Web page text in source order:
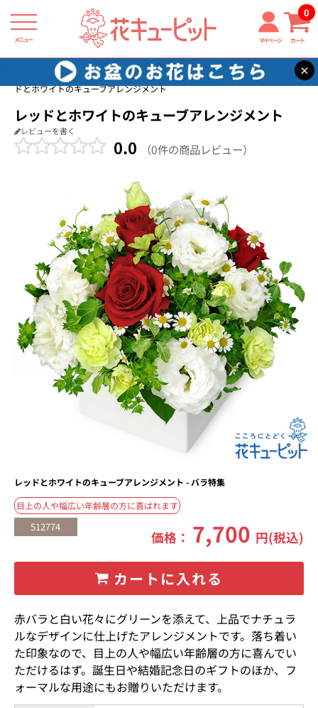
メニュー マイページ カート
0
×
花キューピット バラ プレゼント・ギフト特集2026
【バラ特集】レッ
ドとホワイトのキューブアレンジメント
レッドとホワイトのキューブアレンジメント
レビューを書く
0.0 （0件の商品レビュー）
レッドとホワイトのキューブアレンジメント - バラ特集
目上の人や幅広い年齢層の方に喜ばれます
512774
価格： 7,700 円(税込)
カートに入れる
赤バラと白い花々にグリーンを添えて、上品でナチュラ
ルなデザインに仕上げたアレンジメントです。落ち着い
た印象なので、目上の人や幅広い年齢層の方に喜んでい
ただけるはず。誕生日や結婚記念日のギフトのほか、フ
ォーマルな用途にもお贈りいただけます。